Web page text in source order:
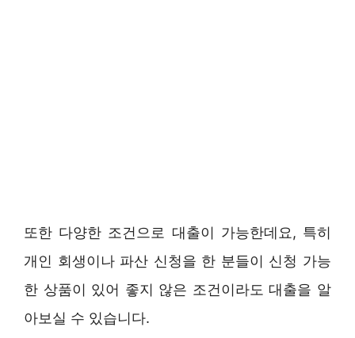
또한 다양한 조건으로 대출이 가능한데요, 특히
개인 회생이나 파산 신청을 한 분들이 신청 가능
한 상품이 있어 좋지 않은 조건이라도 대출을 알
아보실 수 있습니다.